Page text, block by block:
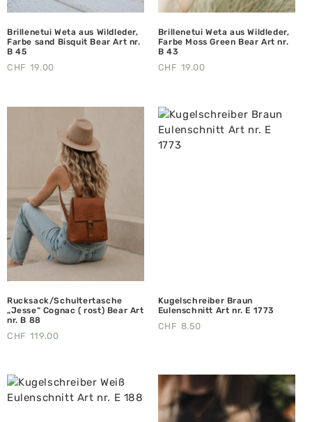
Brillenetui Weta aus Wildleder,
Farbe sand Bisquit Bear Art nr.
B 45
CHF 19.00
Brillenetui Weta aus Wildleder,
Farbe Moss Green Bear Art nr.
B 43
CHF 19.00
Rucksack/Schultertasche
„Jesse“ Cognac ( rost) Bear Art
nr. B 88
CHF 119.00
Kugelschreiber Braun
Eulenschnitt Art nr. E 1773
CHF 8.50